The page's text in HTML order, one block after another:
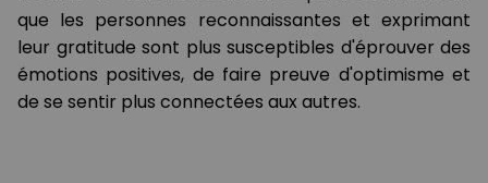
que les personnes reconnaissantes et exprimant
leur gratitude sont plus susceptibles d'éprouver des
émotions positives, de faire preuve d'optimisme et
de se sentir plus connectées aux autres.